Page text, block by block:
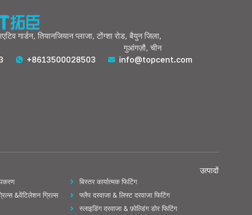
गार्डन, तियानजियान प्लाजा, टोंग्शा रोड, बैयुन जिला,
गुआंगज़ौ, चीन
+8613500028503 info@topcent.com
उत्पादों
&वेंटिलेशन ग्रिल्स
बिस्तर कार्यात्मक फिटिंग
फ्लैप दरवाजा & लिफ्ट दरवाजा फिटिंग
स्लाइडिंग दरवाजा & फ़ोल्डिंग डोर फिटिंग